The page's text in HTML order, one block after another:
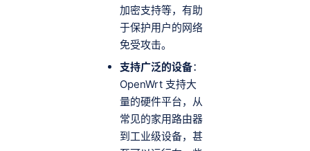
加密支持等，有助
于保护用户的网络
免受攻击。
支持广泛的设备：
OpenWrt 支持大
量的硬件平台，从
常见的家用路由器
到工业级设备，甚